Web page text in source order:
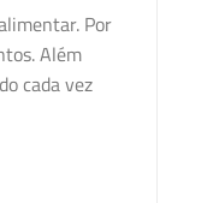
Por
Além
cada vez